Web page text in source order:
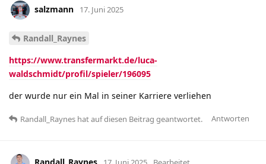
salzmann 17. Juni 2025
Randall_Raynes
https://www.transfermarkt.de/luca-
waldschmidt/profil/spieler/196095
der wurde nur ein Mal in seiner Karriere verliehen
Antworten
Randall_Raynes hatauf diesen Beitrag geantwortet.